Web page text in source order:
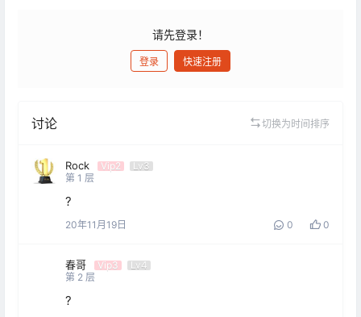
请先登录！
登录 快速注册
讨论 切换为时间排序
Rock Vip2
Lv3
第 1 层
?
20年11月19日 0 0
春哥 Vip3
Lv4
第 2 层
?